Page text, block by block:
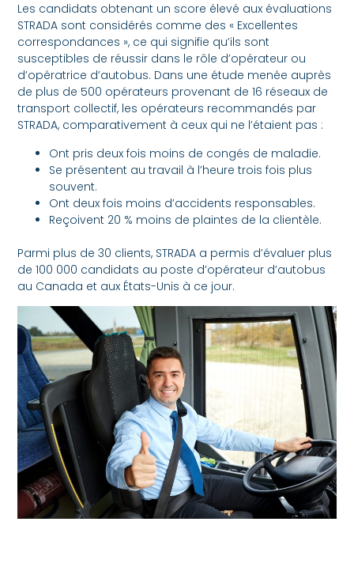
Les candidats obtenant un score élevé aux évaluations
STRADA sont considérés comme des « Excellentes
correspondances », ce qui signifie qu’ils sont
susceptibles de réussir dans le rôle d’opérateur ou
d’opératrice d’autobus. Dans une étude menée auprès
de plus de 500 opérateurs provenant de 16 réseaux de
transport collectif, les opérateurs recommandés par
STRADA, comparativement à ceux qui ne l’étaient pas :
Ont pris deux fois moins de congés de maladie.
Se présentent au travail à l’heure trois fois plus
souvent.
Ont deux fois moins d’accidents responsables.
Reçoivent 20 % moins de plaintes de la clientèle.
Parmi plus de 30 clients, STRADA a permis d’évaluer plus
de 100 000 candidats au poste d’opérateur d’autobus
au Canada et aux États-Unis à ce jour.